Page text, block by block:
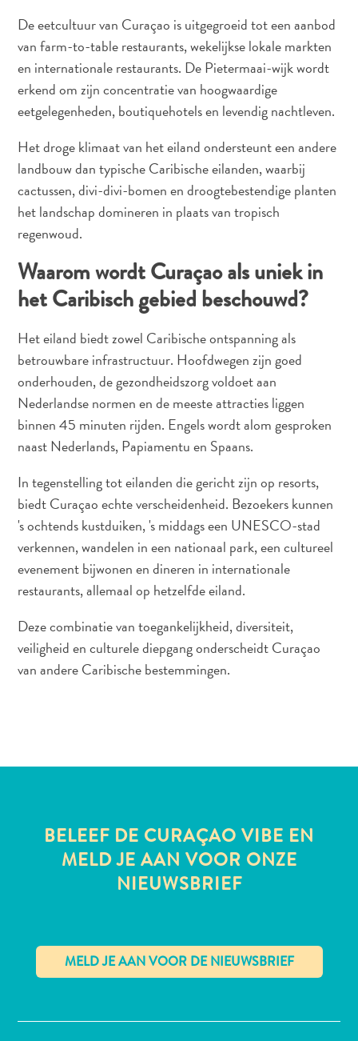
De eetcultuur van Curaçao is uitgegroeid tot een aanbod
van farm-to-table restaurants, wekelijkse lokale markten
en internationale restaurants. De Pietermaai-wijk wordt
erkend om zijn concentratie van hoogwaardige
eetgelegenheden, boutiquehotels en levendig nachtleven.
Het droge klimaat van het eiland ondersteunt een andere
landbouw dan typische Caribische eilanden, waarbij
cactussen, divi-divi-bomen en droogtebestendige planten
het landschap domineren in plaats van tropisch
regenwoud.
Waarom wordt Curaçao als uniek in
het Caribisch gebied beschouwd?
Het eiland biedt zowel Caribische ontspanning als
betrouwbare infrastructuur. Hoofdwegen zijn goed
onderhouden, de gezondheidszorg voldoet aan
Nederlandse normen en de meeste attracties liggen
binnen 45 minuten rijden. Engels wordt alom gesproken
naast Nederlands, Papiamentu en Spaans.
In tegenstelling tot eilanden die gericht zijn op resorts,
biedt Curaçao echte verscheidenheid. Bezoekers kunnen
's ochtends kustduiken, 's middags een UNESCO-stad
verkennen, wandelen in een nationaal park, een cultureel
evenement bijwonen en dineren in internationale
restaurants, allemaal op hetzelfde eiland.
Deze combinatie van toegankelijkheid, diversiteit,
veiligheid en culturele diepgang onderscheidt Curaçao
van andere Caribische bestemmingen.
BELEEF DE CURAÇAO VIBE EN
MELD JE AAN VOOR ONZE
NIEUWSBRIEF